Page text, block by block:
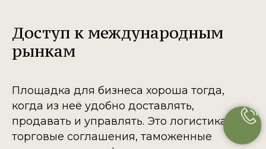
Доступ к международным
рынкам
Площадка для бизнеса хороша тогда,
когда из неё удобно доставлять,
продавать и управлять. Это логистика,
торговые соглашения, таможенные